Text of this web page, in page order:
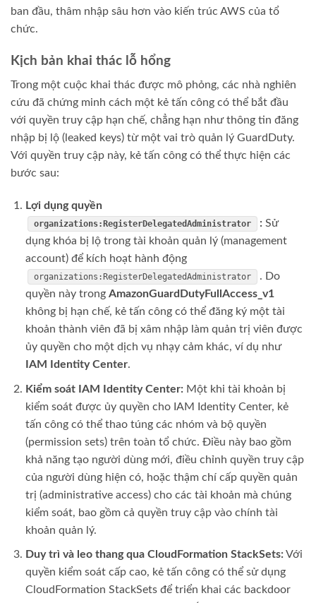
ban đầu, thâm nhập sâu hơn vào kiến trúc AWS của tổ
chức.
Kịch bản khai thác lỗ hổng
Trong một cuộc khai thác được mô phỏng, các nhà nghiên
cứu đã chứng minh cách một kẻ tấn công có thể bắt đầu
với quyền truy cập hạn chế, chẳng hạn như thông tin đăng
nhập bị lộ (leaked keys) từ một vai trò quản lý GuardDuty.
Với quyền truy cập này, kẻ tấn công có thể thực hiện các
bước sau:
Lợi dụng quyền
organizations:RegisterDelegatedAdministrator : Sử
dụng khóa bị lộ trong tài khoản quản lý (management
account) để kích hoạt hành động
organizations:RegisterDelegatedAdministrator
. Do
quyền này trong AmazonGuardDutyFullAccess_v1
không bị hạn chế, kẻ tấn công có thể đăng ký một tài
khoản thành viên đã bị xâm nhập làm quản trị viên được
ủy quyền cho một dịch vụ nhạy cảm khác, ví dụ như
IAM Identity Center.
Kiểm soát IAM Identity Center:Một khi tài khoản bị
kiểm soát được ủy quyền cho IAM Identity Center, kẻ
tấn công có thể thao túng các nhóm và bộ quyền
(permission sets) trên toàn tổ chức. Điều này bao gồm
khả năng tạo người dùng mới, điều chỉnh quyền truy cập
của người dùng hiện có, hoặc thậm chí cấp quyền quản
trị (administrative access) cho các tài khoản mà chúng
kiểm soát, bao gồm cả quyền truy cập vào chính tài
khoản quản lý.
Duy trì và leo thang qua CloudFormation StackSets:Với
quyền kiểm soát cấp cao, kẻ tấn công có thể sử dụng
CloudFormation StackSets để triển khai các backdoor